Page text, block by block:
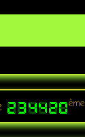
ème